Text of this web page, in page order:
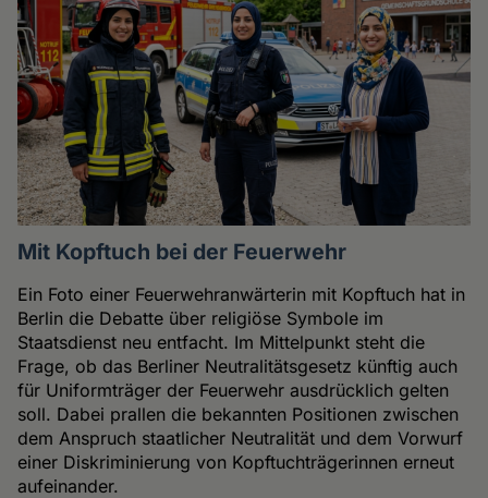
Mit Kopftuch bei der Feuerwehr
Ein Foto einer Feuerwehranwärterin mit Kopftuch hat in
Berlin die Debatte über religiöse Symbole im
Staatsdienst neu entfacht. Im Mittelpunkt steht die
Frage, ob das Berliner Neutralitätsgesetz künftig auch
für Uniformträger der Feuerwehr ausdrücklich gelten
soll. Dabei prallen die bekannten Positionen zwischen
dem Anspruch staatlicher Neutralität und dem Vorwurf
einer Diskriminierung von Kopftuchträgerinnen erneut
aufeinander.